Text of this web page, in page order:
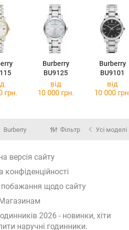
Burberry
BU9125
Burberry
BU9101
грн.
від
10 000 грн.
від
10 000
Burberry Фільтр Усі моделі
версія сайту
конфіденційності
щодо сайту
2026 - новинки, хіти
наручні годинники.